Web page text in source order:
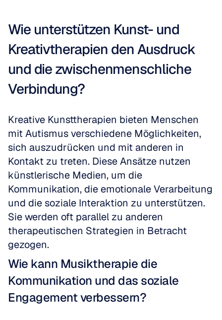
Wie unterstützen Kunst- und
Kreativtherapien den Ausdruck
und die zwischenmenschliche
Verbindung?
Kreative Kunsttherapien bieten Menschen
mit Autismus verschiedene Möglichkeiten,
sich auszudrücken und mit anderen in
Kontakt zu treten. Diese Ansätze nutzen
künstlerische Medien, um die
Kommunikation, die emotionale Verarbeitung
und die soziale Interaktion zu unterstützen.
Sie werden oft parallel zu anderen
therapeutischen Strategien in Betracht
gezogen.
Wie kann Musiktherapie die
Kommunikation und das soziale
Engagement verbessern?